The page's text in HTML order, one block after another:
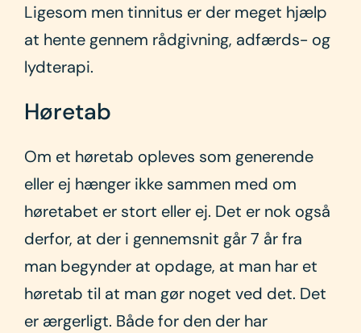
Ligesom men tinnitus er der meget hjælp
at hente gennem rådgivning, adfærds- og
lydterapi.
Høretab
Om et høretab opleves som generende
eller ej hænger ikke sammen med om
høretabet er stort eller ej. Det er nok også
derfor, at der i gennemsnit går 7 år fra
man begynder at opdage, at man har et
høretab til at man gør noget ved det. Det
er ærgerligt. Både for den der har